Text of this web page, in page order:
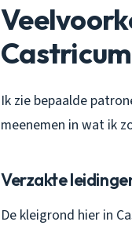
Ik zie bepaalde
meenemen in wat ik
Verzakte
De kleigrond hier in